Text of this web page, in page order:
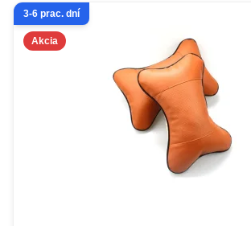
Akcia
3-6 prac. dní